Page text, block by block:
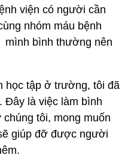
viện có người cần
nhóm máu bệnh
mình bình thường nên
học tập ở trường, tôi đã
Đây là việc làm bình
tôi, mong muốn
giúp đỡ được người